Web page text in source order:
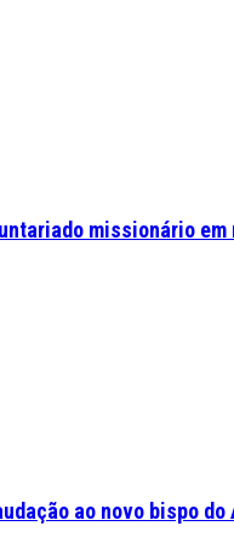
missionário
ao novo bispo do